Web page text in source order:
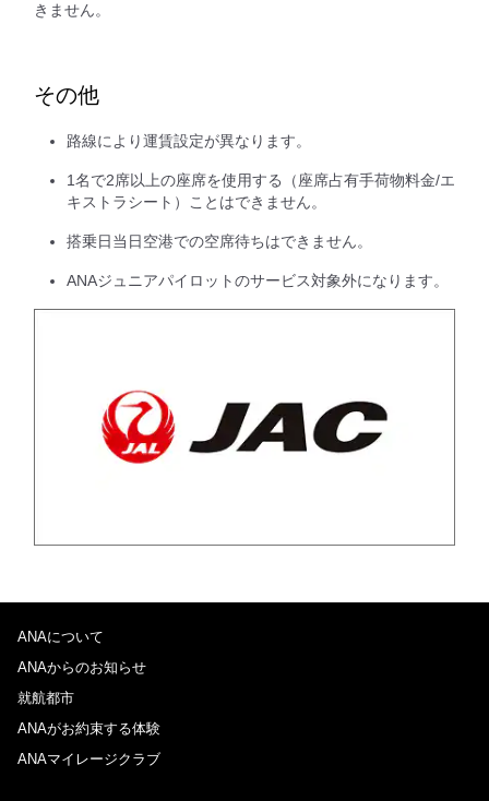
きません。
その他
路線により運賃設定が異なります。
1名で2席以上の座席を使用する（座席占有手荷物料金/エ
キストラシート）ことはできません。
搭乗日当日空港での空席待ちはできません。
ANAジュニアパイロットのサービス対象外になります。
ANAについて
ANAからのお知らせ
就航都市
ANAがお約束する体験
ANAマイレージクラブ